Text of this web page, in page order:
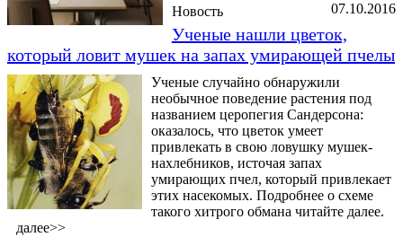
07.10.2016
Новость
Ученые нашли цветок,
который ловит мушек на запах умирающей пчелы
Ученые случайно обнаружили
необычное поведение растения под
названием церопегия Сандерсона:
оказалось, что цветок умеет
привлекать в свою ловушку мушек-
нахлебников, источая запах
умирающих пчел, который привлекает
этих насекомых. Подробнее о схеме
такого хитрого обмана читайте далее.
далее>>